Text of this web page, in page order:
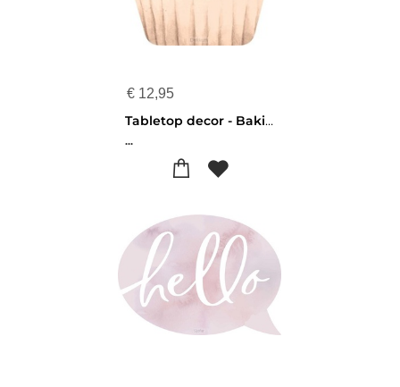
€ 12,95
Tabletop decor - Baking is my therapy - 656200983201
...